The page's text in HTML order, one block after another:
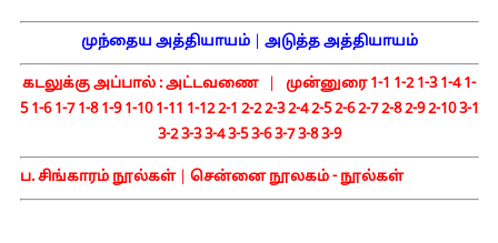
முந்தைய அத்தியாயம்| அடுத்த அத்தியாயம்
கடலுக்கு அப்பால் :அட்டவணை முன்னுரை1-1 1-21-31-41-
51-61-71-81-91-101-11 1-122-1 2-22-32-42-52-62-72-82-92-103-1
3-23-33-43-53-63-73-83-9
ப. சிங்காரம் நூல்கள்| சென்னை நூலகம் - நூல்கள்